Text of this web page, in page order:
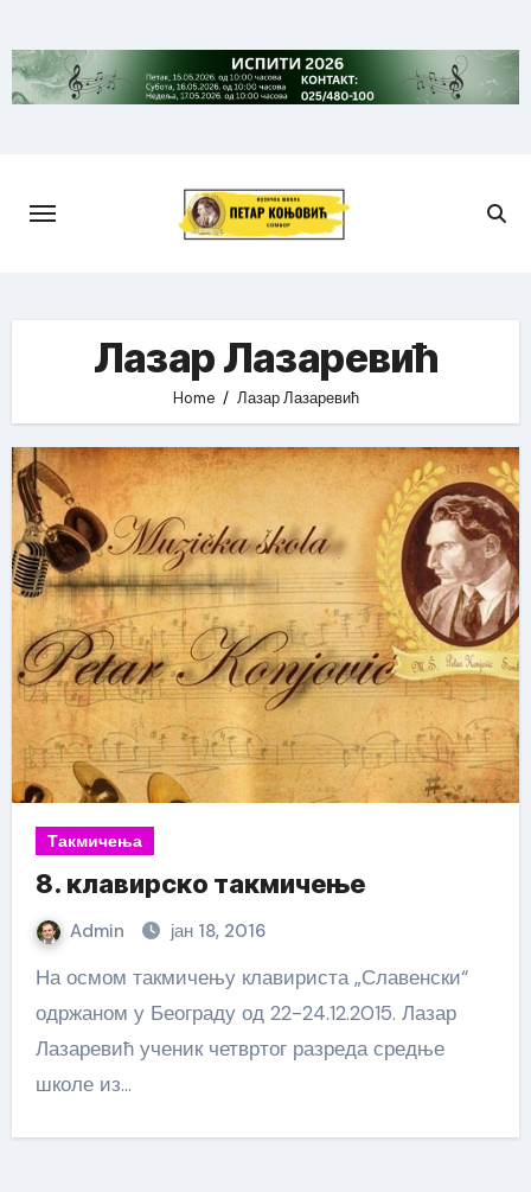
to
content
Лазар Лазаревић
Home Лазар Лазаревић
Такмичења
8. клавирско такмичење
Admin јан 18, 2016
На осмом такмичењу клавириста „Славенски“
одржаном у Београду од 22-24.12.2015. Лазар
Лазаревић ученик четвртог разреда средње
школе из…